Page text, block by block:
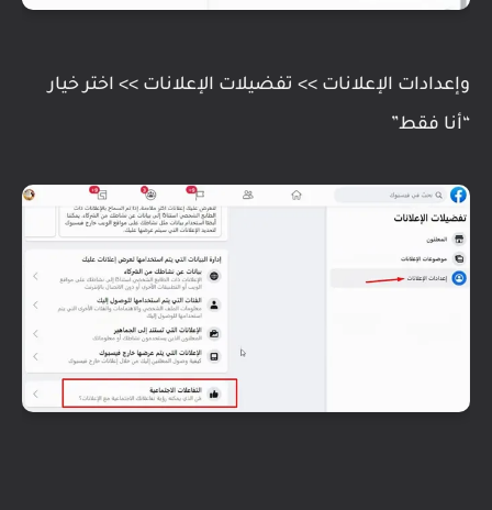
وإعدادات الإعلانات >> تفضيلات الإعلانات >> اختر خيار
“أنا فقط”